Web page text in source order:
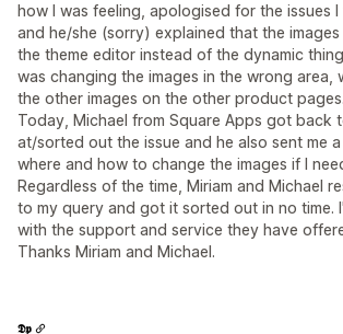
how I was feeling, apologised for the issues
and he/she (sorry) explained that the
the theme editor instead of the dynamic
was changing the images in the wrong area,
the other images on the other product pages.
Today, Michael from Square Apps got back
at/sorted out the issue and he also sent me
where and how to change the images if I
Regardless of the time, Miriam and Michael
to my query and got it sorted out in no time.
with the support and service they have
Thanks Miriam and Michael.
𝕯𝖕